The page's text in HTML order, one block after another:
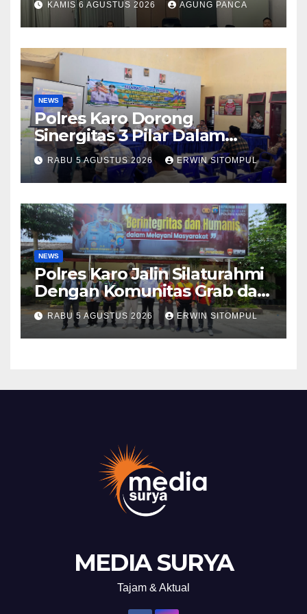
Warga Binaan
KAMIS 6 AGUSTUS 2026 AGUNG PANCA
NEWS
Polres Karo Dorong
Sinergitas 3 Pilar Dalam
Pelatihan Pencengahan dan
Mitigasi Bencana Tahun 2026
RABU 5 AGUSTUS 2026 ERWIN SITOMPUL
NEWS
Polres Karo Jalin Silaturahmi
Dengan Komunitas Grab dan
Giseh, Perkuat Sinergi Jaga
Kamtibmas Jelang HUT RI
ke-81
RABU 5 AGUSTUS 2026 ERWIN SITOMPUL
MEDIA SURYA
Tajam & Aktual